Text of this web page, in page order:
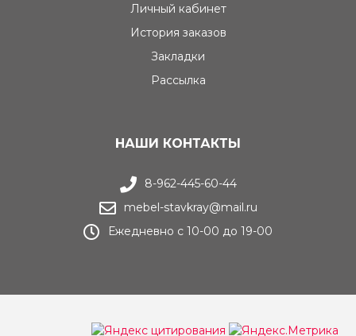
Личный кабинет
История заказов
Закладки
Рассылка
НАШИ КОНТАКТЫ
8-962-445-60-44
mebel-stavkray@mail.ru
Ежедневно с 10-00 до 19-00